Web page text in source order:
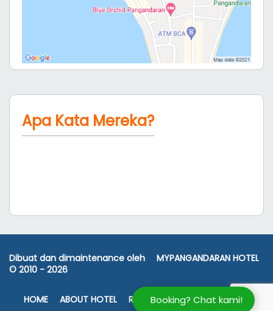
Apa Kata Mereka?
Booking? Chat kami!
Dibuat dan dimaintenance oleh
MYPANGANDARAN HOTEL
© 2010 - 2026
HOME ABOUT HOTEL ROOM RATES FASILITAS PETA